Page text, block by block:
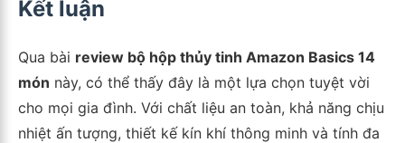
Kết luận
Qua bài review bộ hộp thủy tinh Amazon Basics 14
món này, có thể thấy đây là một lựa chọn tuyệt vời
cho mọi gia đình. Với chất liệu an toàn, khả năng chịu
nhiệt ấn tượng, thiết kế kín khí thông minh và tính đa